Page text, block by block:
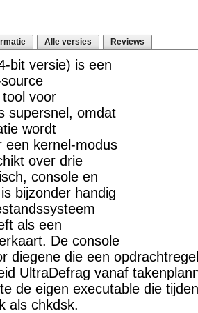
Alle versies Reviews
bit versie) is een
voor
supersnel, omdat
wordt
een kernel-modus
over drie
console en
bijzonder handig
als een
De console
diegene die een
UltraDefrag vanaf
de eigen executable die
als chkdsk.